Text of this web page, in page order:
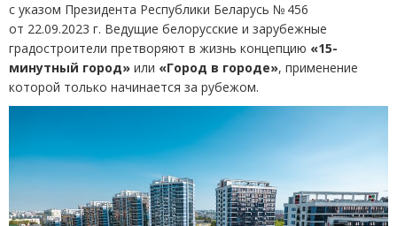
с указом Президента Республики Беларусь № 456
от 22.09.2023 г. Ведущие белорусские и зарубежные
градостроители претворяют в жизнь концепцию «15-
минутный город» или «Город в городе», применение
которой только начинается за рубежом.